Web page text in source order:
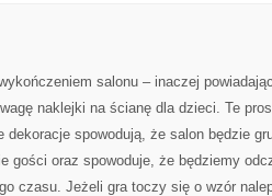
salonu – inaczej
naklejki na ścianę dla dzieci. Te
dekoracje spowodują, że salon będzie
gości oraz spowoduje, że będziemy
czasu. Jeżeli gra toczy się o wzór